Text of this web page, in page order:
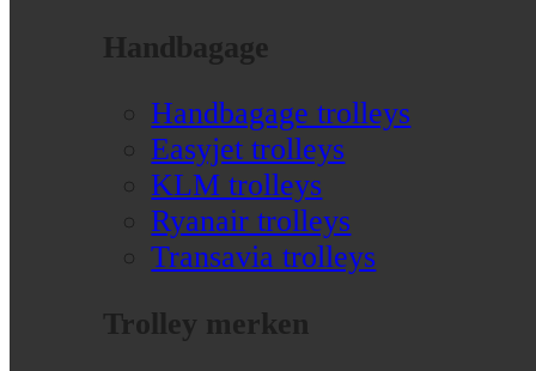
Handbagage
Handbagage trolleys
Easyjet trolleys
KLM trolleys
Ryanair trolleys
Transavia trolleys
Trolley merken